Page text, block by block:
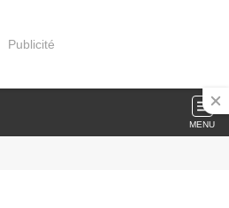
Publicité
MENU